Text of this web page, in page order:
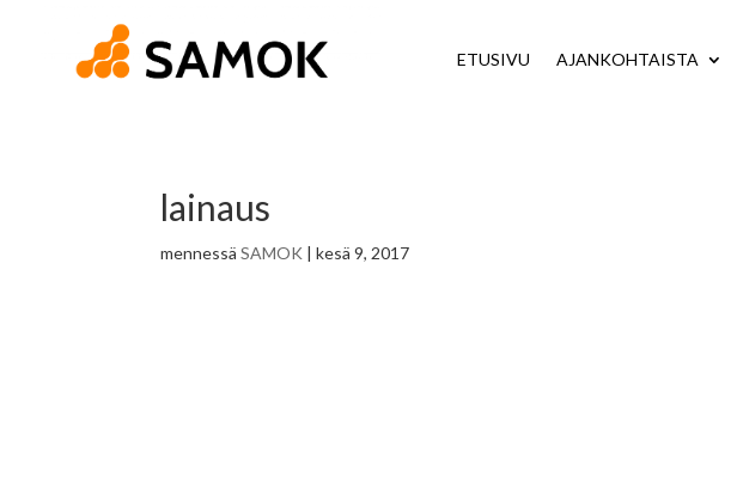
ETUSIVU AJANKOHTAISTA
lainaus
mennessäSAMOK |kesä 9, 2017